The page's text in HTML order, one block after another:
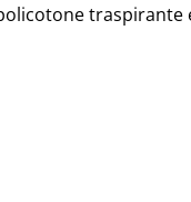
traspirante